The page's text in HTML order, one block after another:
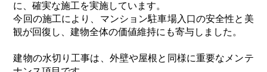
に、確実な施工を実施しています。
今回の施工により、マンション駐車場入口の安全性と美
観が回復し、建物全体の価値維持にも寄与しました。
建物の水切り工事は、外壁や屋根と同様に重要なメンテ